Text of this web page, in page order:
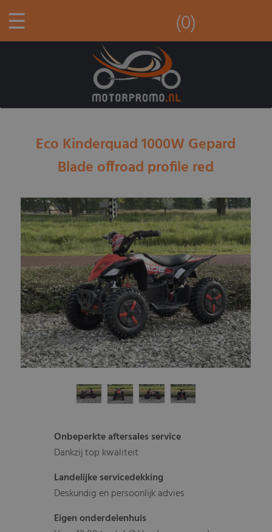
☰ (0)
Eco Kinderquad 1000W Gepard
Blade offroad profile red
Onbeperkte aftersales service
Dankzij top kwaliteit
Landelijke servicedekking
Deskundig en persoonlijk advies
Eigen onderdelenhuis